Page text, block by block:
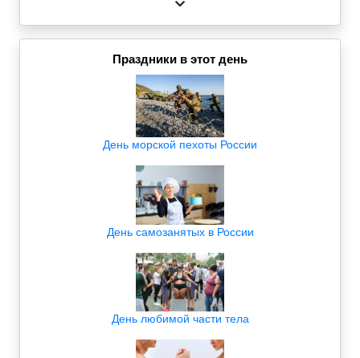
Праздники в этот день
День морской пехоты России
День самозанятых в России
День любимой части тела